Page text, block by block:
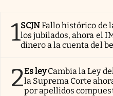
1SCJNFallo histórico de
los jubilados, ahora el
dinero a la cuenta del
2Es ley Cambia la Ley
la Suprema Corte
por apellidos